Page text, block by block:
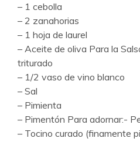
– 1 cebolla
– 2 zanahorias
– 1 hoja de laurel
– Aceite de oliva Para la
triturado
– 1/2 vaso de vino blanco
– Sal
– Pimienta
– Pimentón Para adornar:-
– Tocino curado (finamente